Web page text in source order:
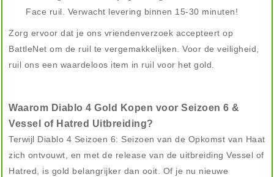
Face ruil. Verwacht levering binnen 15-30 minuten!
Zorg ervoor dat je ons vriendenverzoek accepteert op
BattleNet om de ruil te vergemakkelijken. Voor de veiligheid,
ruil ons een waardeloos item in ruil voor het gold.
Waarom Diablo 4 Gold Kopen voor Seizoen 6 &
Vessel of Hatred Uitbreiding?
Terwijl Diablo 4 Seizoen 6: Seizoen van de Opkomst van Haat
zich ontvouwt, en met de release van de uitbreiding Vessel of
Hatred, is gold belangrijker dan ooit. Of je nu nieuwe